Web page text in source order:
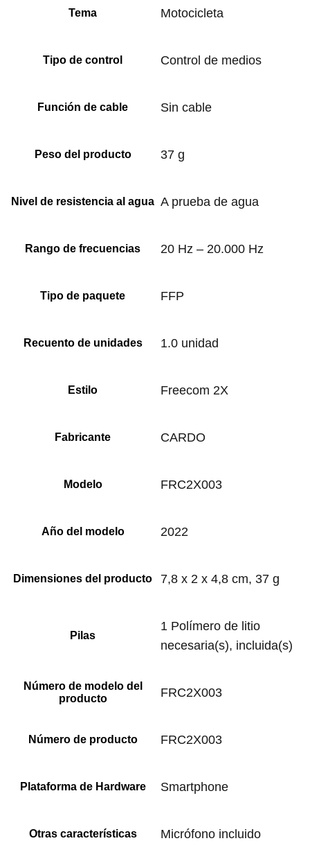
Tema ‎Motocicleta
Tipo de control ‎Control de medios
Función de cable ‎Sin cable
Peso del producto ‎37 g
Nivel de resistencia al agua ‎A prueba de agua
Rango de frecuencias ‎20 Hz – 20.000 Hz
Tipo de paquete ‎FFP
Recuento de unidades ‎1.0 unidad
Estilo ‎Freecom 2X
Fabricante ‎CARDO
Modelo ‎FRC2X003
Año del modelo ‎2022
Dimensiones del producto ‎7,8 x 2 x 4,8 cm, 37 g
Pilas
‎1 Polímero de litio
necesaria(s), incluida(s)
Número de modelo del
producto
‎FRC2X003
Número de producto ‎FRC2X003
Plataforma de Hardware ‎Smartphone
Otras características ‎Micrófono incluido